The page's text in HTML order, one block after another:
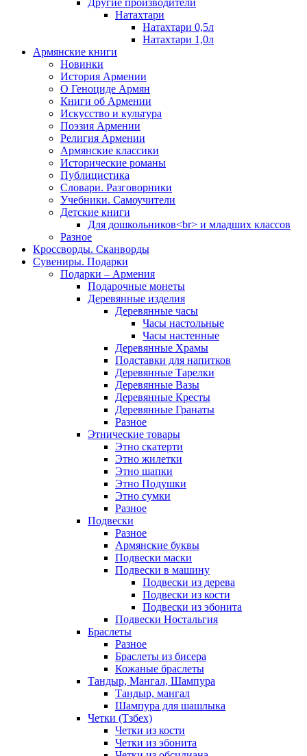
Другие производители
Натахтари
Натахтари 0,5л
Натахтари 1,0л
Армянские книги
Новинки
История Армении
О Геноциде Армян
Книги об Армении
Иcкусство и культура
Поэзия Армении
Религия Армении
Армянские классики
Исторические романы
Публицистика
Словари. Разговорники
Учебники. Самоучители
Детские книги
Для дошкольников<br> и младших классов
Разное
Кроссворды. Сканворды
Сувениры. Подарки
Подарки – Армения
Подарочные монеты
Деревянные изделия
Деревянные часы
Часы настольные
Часы настенные
Деревянные Храмы
Подставки для напитков
Деревянные Тарелки
Деревянные Вазы
Деревянные Кресты
Деревянные Гранаты
Разное
Этнические товары
Этно скатерти
Этно жилетки
Этно шапки
Этно Подушки
Этно сумки
Разное
Подвески
Разное
Армянские буквы
Подвески маски
Подвески в машину
Подвески из дерева
Подвески из кости
Подвески из эбонита
Подвески Ностальгия
Браслеты
Разное
Браслеты из бисера
Кожаные браслеты
Тандыр, Мангал, Шампура
Тандыр, мангал
Шампура для шашлыка
Четки (Тзбех)
Четки из кости
Четки из эбонита